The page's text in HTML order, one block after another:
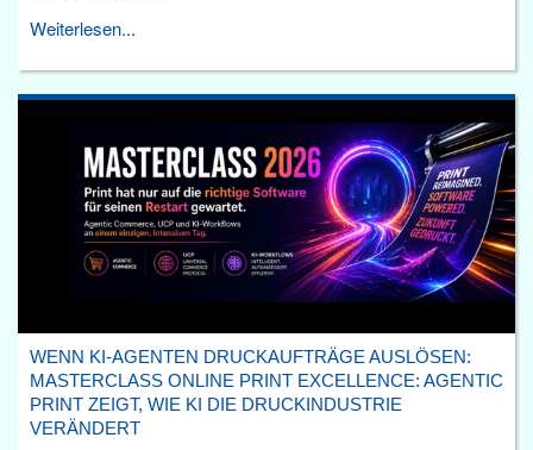
Weiterlesen...
WENN KI-AGENTEN DRUCKAUFTRÄGE AUSLÖSEN:
MASTERCLASS ONLINE PRINT EXCELLENCE: AGENTIC
PRINT ZEIGT, WIE KI DIE DRUCKINDUSTRIE
VERÄNDERT